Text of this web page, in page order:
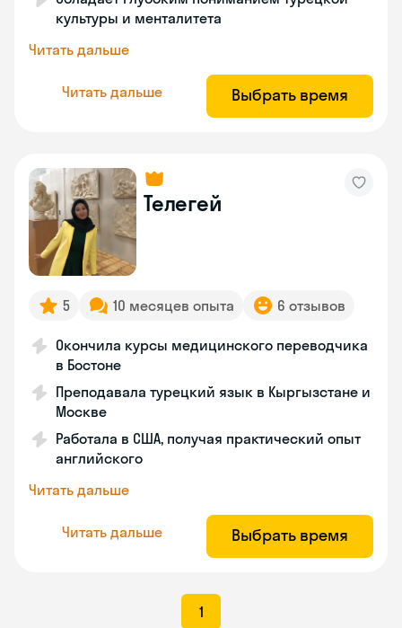
культуры и менталитета
Читать дальше
Читать дальше Выбрать время
Телегей
5 10 месяцев опыта 6 отзывов
Окончила курсы медицинского переводчика
в Бостоне
Преподавала турецкий язык в Кыргызстане и
Москве
Работала в США, получая практический опыт
английского
Читать дальше
Читать дальше Выбрать время
1